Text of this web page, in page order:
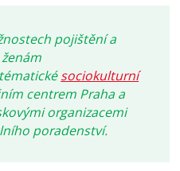
pojištění a
sociokulturní
centrem Praha a
organizacemi
poradenství.